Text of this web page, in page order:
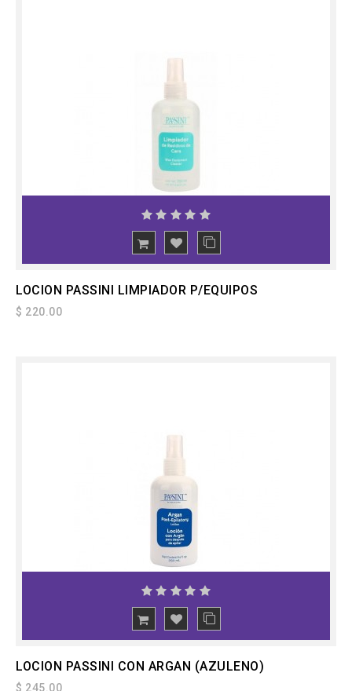
LOCION PASSINI LIMPIADOR P/EQUIPOS
$ 220.00
LOCION PASSINI CON ARGAN (AZULENO)
$ 245.00